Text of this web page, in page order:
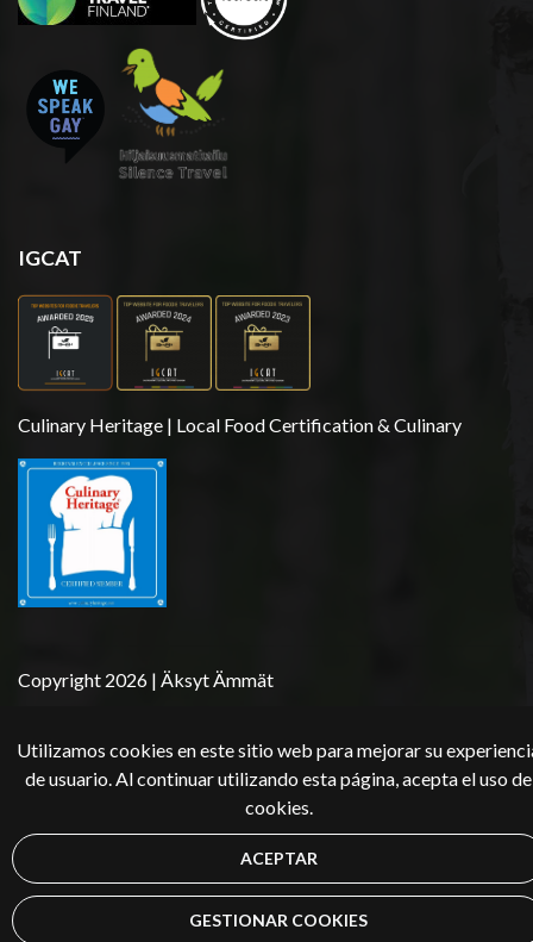
Utilizamos cookies en este sitio web para mejorar su
de usuario. Al continuar utilizando esta página, acepta el uso de
cookies.
ACEPTAR
GESTIONAR COOKIES
IGCAT
Culinary Heritage | Local Food Certification & Culinary
Copyright 2026 | Äksyt Ämmät